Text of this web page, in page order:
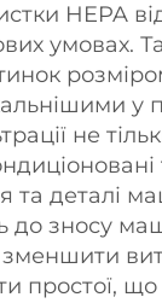
HEPA
умовах.
у
не
та деталі
до зносу
простої,